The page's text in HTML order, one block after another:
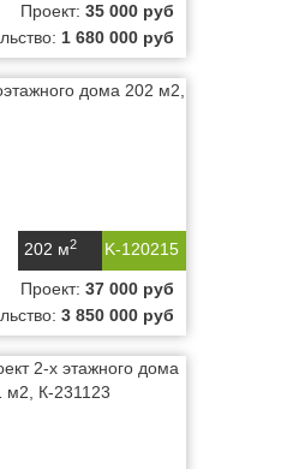
Проект: 35 000 руб
1 680 000 руб
K-120215
202 м2
Проект: 37 000 руб
3 850 000 руб